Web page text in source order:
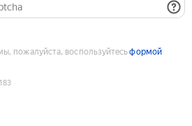
пожалуйста, воспользуйтесьформой